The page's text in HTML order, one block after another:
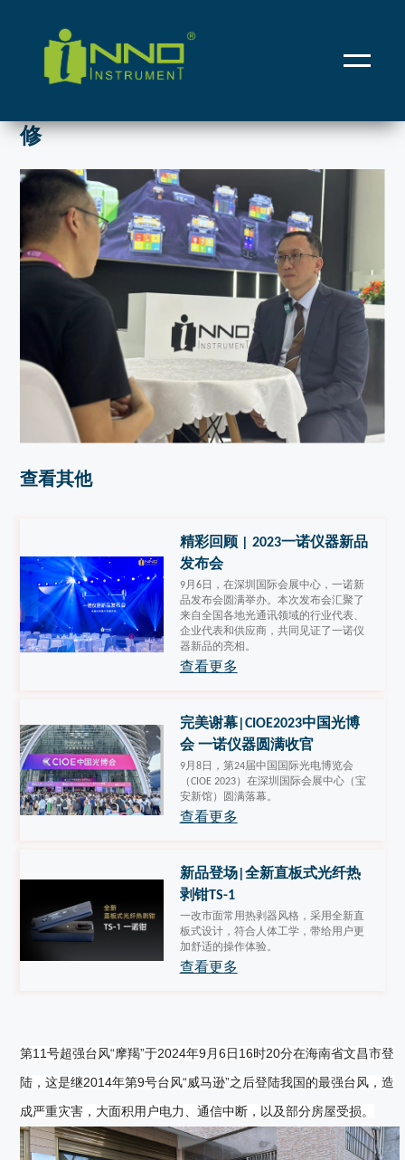
/ 一诺仪器支援海南“摩羯”台风通信抢修
修
查看其他
精彩回顾 | 2023一诺仪器新品
发布会
9月6日，在深圳国际会展中心，一诺新
品发布会圆满举办。本次发布会汇聚了
来自全国各地光通讯领域的行业代表、
企业代表和供应商，共同见证了一诺仪
器新品的亮相。
查看更多
完美谢幕|CIOE2023中国光博
会 一诺仪器圆满收官
9月8日，第24届中国国际光电博览会
（CIOE 2023）在深圳国际会展中心（宝
安新馆）圆满落幕。
查看更多
新品登场|全新直板式光纤热
剥钳TS-1
一改市面常用热剥器风格，采用全新直
板式设计，符合人体工学，带给用户更
加舒适的操作体验。
查看更多
第11号超强台风“摩羯”于2024年9月6日16时20分在海南省文昌市登
陆，这是继2014年第9号台风“威马逊”之后登陆我国的最强台风，造
成严重灾害，大面积用户电力、通信中断，以及部分房屋受损。